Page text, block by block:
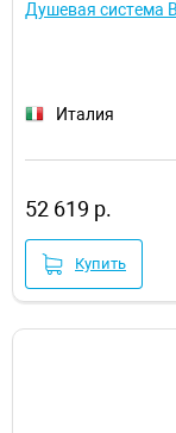
Душевая система
Италия
52 619 р.
Купить